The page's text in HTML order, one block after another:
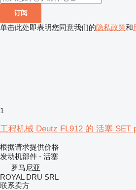
订阅
单击此处即表明您同意我们的隐私政策和
1
工程机械 Deutz FL912 的 活塞 SET
根据请求提供价格
发动机部件 - 活塞
罗马尼亚
ROYAL DRU SRL
联系卖方